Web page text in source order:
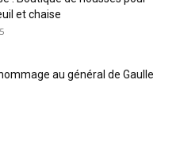
et chaise
au général de Gaulle